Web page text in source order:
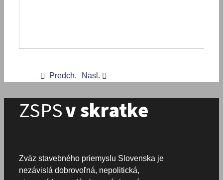
Predch. Nasl.
ZSPSv skratke
Zväz stavebného priemyslu Slovenska je
nezávislá dobrovoľná, nepolitická,